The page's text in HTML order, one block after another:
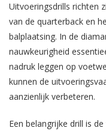
Uitvoeringsdrills richten
van de quarterback en
balplaatsing. In de
nauwkeurigheid
nadruk leggen op
kunnen de
aanzienlijk verbeteren.
Een belangrijke drill is